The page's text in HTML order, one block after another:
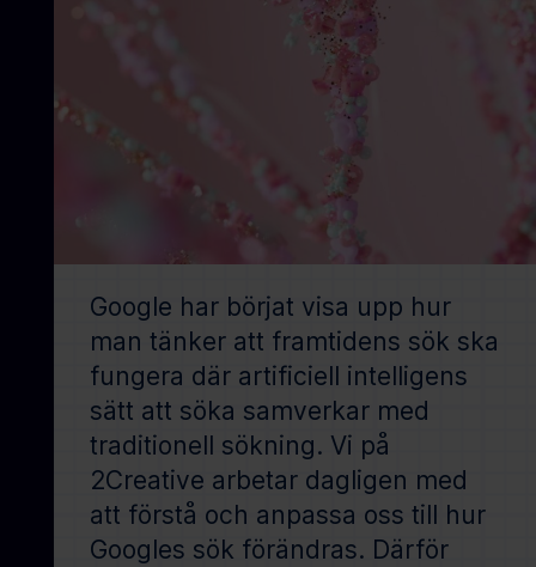
Google har börjat visa upp hur
man tänker att framtidens sök ska
fungera där artificiell intelligens
sätt att söka samverkar med
traditionell sökning. Vi på
2Creative arbetar dagligen med
att förstå och anpassa oss till hur
Googles sök förändras. Därför